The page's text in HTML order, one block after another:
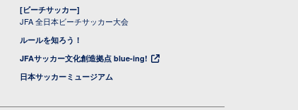
[ビーチサッカー]
JFA 全日本ビーチサッカー大会
ルールを知ろう！
JFAサッカー文化創造拠点 blue-ing!
日本サッカーミュージアム